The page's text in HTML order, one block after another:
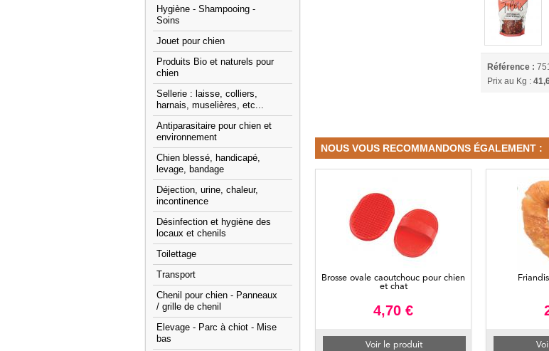
Hygiène - Shampooing -
Soins
Jouet pour chien
Produits Bio et naturels pour
chien
Sellerie : laisse, colliers,
harnais, muselières, etc...
Antiparasitaire pour chien et
environnement
Chien blessé, handicapé,
levage, bandage
Déjection, urine, chaleur,
incontinence
Désinfection et hygiène des
locaux et chenils
Toilettage
Transport
Chenil pour chien - Panneaux
/ grille de chenil
Elevage - Parc à chiot - Mise
bas
Référence :
Prix au Kg :
NOUS VOUS RECOMMANDONS ÉGALEMENT :
Brosse ovale caoutchouc pour chien
et chat
4,70 €
Voir le produit